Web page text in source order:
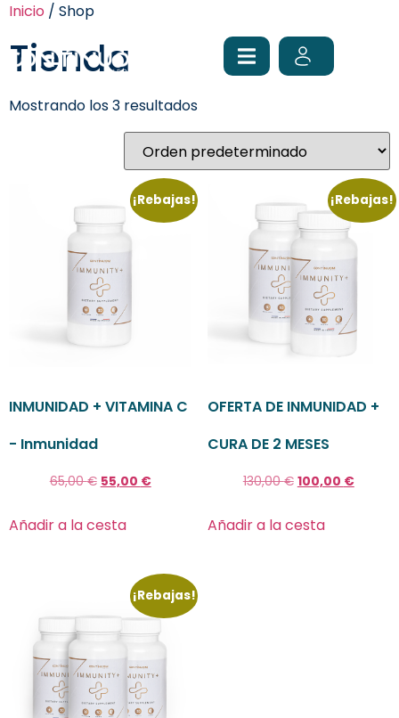
Inicio / Shop
Tienda
Mostrando los 3 resultados
¡Rebajas!
INMUNIDAD + VITAMINA C
- Inmunidad
65,00€ 55,00 €
Añadir a la cesta
¡Rebajas!
OFERTA DE INMUNIDAD +
CURA DE 2 MESES
130,00€ 100,00 €
Añadir a la cesta
¡Rebajas!